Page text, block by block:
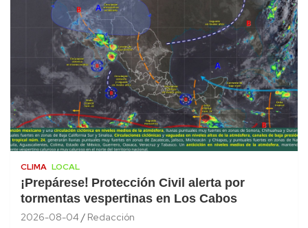
CLIMA LOCAL
¡Prepárese! Protección Civil alerta por
tormentas vespertinas en Los Cabos
2026-08-04 Redacción